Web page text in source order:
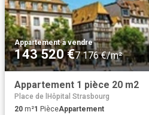
Appartement·à vendre
143 520 €7 176 €/m²
Appartement 1 pièce 20 m2
Place de lHôpital Strasbourg
20 m²1 PièceAppartement